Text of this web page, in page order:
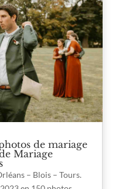
de mariage
Mariage
– Blois – Tours.